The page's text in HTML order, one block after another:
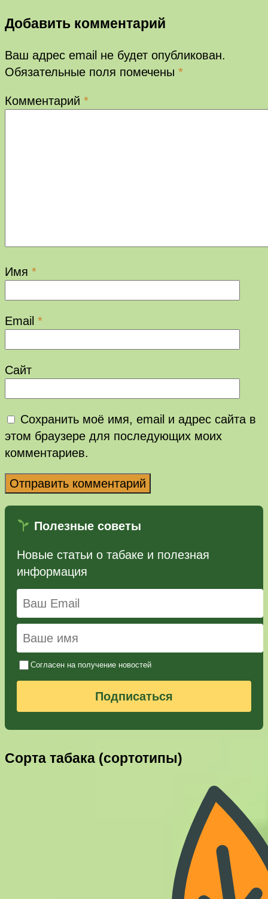
Добавить комментарий
Ваш адрес email не будет опубликован.
Обязательные поля помечены *
Комментарий *
Имя *
Email *
Сайт
Сохранить моё имя, email и адрес сайта в
этом браузере для последующих моих
комментариев.
Полезные советы
Новые статьи о табаке и полезная
информация
Согласен на получение новостей
Подписаться
Сорта табака (сортотипы)